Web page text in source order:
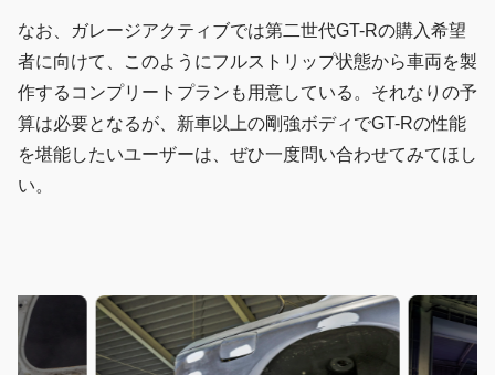
なお、ガレージアクティブでは第二世代GT-Rの購入希望
者に向けて、このようにフルストリップ状態から車両を製
作するコンプリートプランも用意している。それなりの予
算は必要となるが、新車以上の剛強ボディでGT-Rの性能
を堪能したいユーザーは、ぜひ一度問い合わせてみてほし
い。